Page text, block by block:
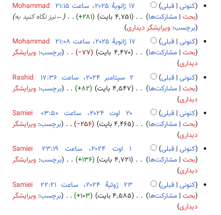
م
۲
۵
ل
ا
ص
ۀ
و
ی
ر
ا
ی
ش
کنونی قبلی
Mohammad
بحث مشارکت‌ها ۴٬۷۵۱ بایت +۲۸۱ ←نیز نگاه کنید به
برچسب:ویرایشگر دیداری
کنونی قبلی
Mohammad
بحث مشارکت‌ها ۴٬۴۷۰ بایت
−۷۷
ب
د
و
ن
ل
ا
ص
ۀ
و
ی
ر
ا
ی
برچسب: ویرایشگر
دیداری
کنونی قبلی
Rashid
بحث مشارکت‌ها ۴٬۵۴۷ بایت
+۸۲
ب
د
و
ن
خ
ل
ا
ص
ۀ
و
ی
برچسب: ویرایشگر
دیداری
کنونی قبلی ‏۲۰ اوت ۲۰۲۴، ساعت ۰۳:۵۰
Samiei
بحث مشارکت‌ها ۴٬۴۶۵ بایت
−۲۵۶
ب
د
و
ن
ل
ا
ص
برچسب: ویرایشگر
دیداری
کنونی قبلی
Samiei
بحث مشارکت‌ها ۴٬۷۲۱ بایت
+۱۳۶
ب
د
و
ن
برچسب: ویرایشگر
دیداری
کنونی قبلی
Samiei
بحث مشارکت‌ها ۴٬۵۸۵ بایت
+۱۰۳
ب
برچسب: ویرایشگر
دیداری